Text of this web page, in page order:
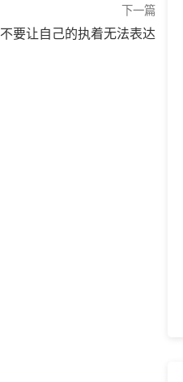
下一篇
不要让自己的执着无法表达